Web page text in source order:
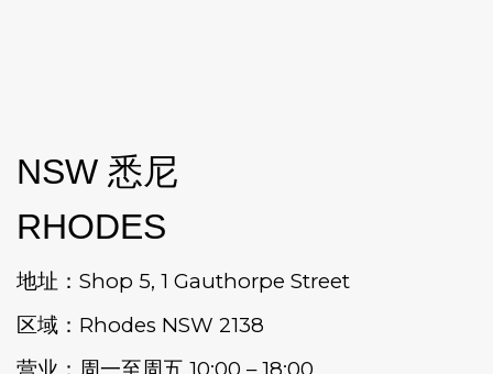
NSW 悉尼
RHODES
地址：Shop 5, 1 Gauthorpe Street
区域：Rhodes NSW 2138